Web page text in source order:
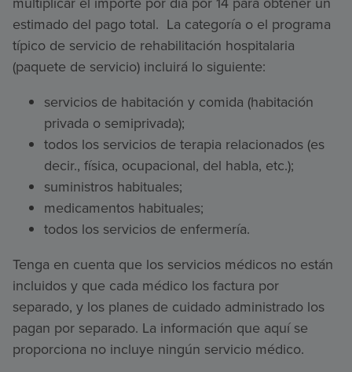
estimado del pago total. La categoría o el programa
típico de servicio de rehabilitación hospitalaria
(paquete de servicio) incluirá lo siguiente:
servicios de habitación y comida (habitación
privada o semiprivada);
todos los servicios de terapia relacionados (es
decir., física, ocupacional, del habla, etc.);
suministros habituales;
medicamentos habituales;
todos los servicios de enfermería.
Tenga en cuenta que los servicios médicos no están
incluidos y que cada médico los factura por
separado, y los planes de cuidado administrado los
pagan por separado. La información que aquí se
proporciona no incluye ningún servicio médico.